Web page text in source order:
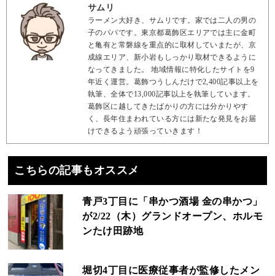
サムリ
ラーメン大好き、サムリです。家では二人の男の
子のパパです。東京都葛飾区エリアでは主に金町
と亀有と常磐線を重点的に取材していまたが、京
成線エリア、新小岩もしっかり取材できるように
なってきました。 地域情報に特化したサイトを9
年近く運営。葛飾つうしんだけで2,400記事以上を
執筆、全体で13,000記事以上を執筆しています。
葛飾区に越してきたばかりの方には分かりやす
く、長年住まわれている方には新たな発見をお届
けできるよう頑張っていきます！
こちらの記事もオススメ
青戸3丁目に「串かつ酒場 金の串かつ」
が2/22（木）グランドオープン、ホルモ
ンたけ田跡地
堀切4丁目に医療従事者が監修したメン